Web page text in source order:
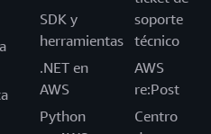
SDK y
herramientas
.NET en
AWS
Python
soporte
técnico
AWS
re:Post
Centro